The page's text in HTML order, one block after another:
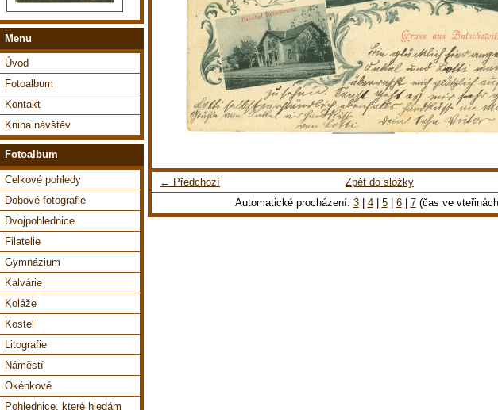
← Předchozí
Zpět do složky
Automatické procházení: 3| 4| 5| 6| 7(čas ve
Menu
Úvod
Fotoalbum
Kontakt
Kniha návštěv
Fotoalbum
Celkové pohledy
Dobové fotografie
Dvojpohlednice
Filatelie
Gymnázium
Kalvárie
Koláže
Kostel
Litografie
Náměstí
Okénkové
Pohlednice, které hledám